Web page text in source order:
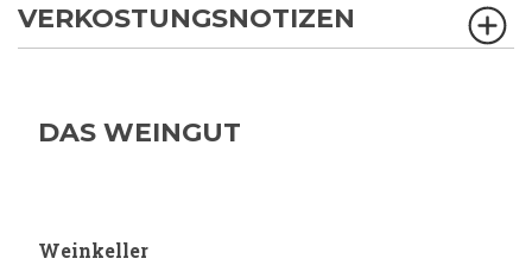
VERKOSTUNGSNOTIZEN
DAS WEINGUT
Weinkeller